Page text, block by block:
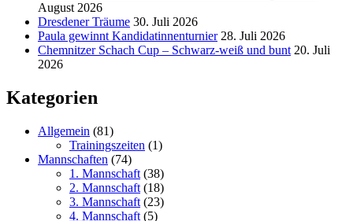
August 2026
Dresdener Träume 30. Juli 2026
Paula gewinnt Kandidatinnenturnier 28. Juli 2026
Chemnitzer Schach Cup – Schwarz-weiß und bunt 20. Juli
2026
Kategorien
Allgemein (81)
Trainingszeiten (1)
Mannschaften (74)
1. Mannschaft (38)
2. Mannschaft (18)
3. Mannschaft (23)
4. Mannschaft (5)